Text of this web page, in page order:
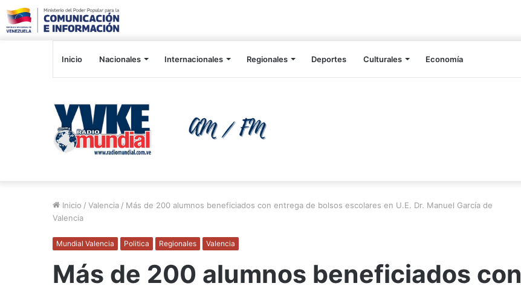
Inicio Nacionales Internacionales Regionales Deportes Culturales Economía
Inicio / Valencia / Más de 200 alumnos beneficiados con entrega de bolsos escolares en U.E. Dr. Manuel García de
Valencia
Mundial Valencia Politica Regionales Valencia
Más de 200 alumnos beneficiados con